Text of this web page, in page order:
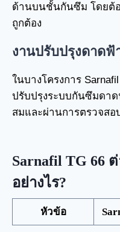
ด้านบนชั้นกันซึม โดยต้
ถูกต้อง
งานปรับปรุงดาดฟ้
ในบางโครงการ
ปรับปรุงระบบกันซึมดาด
สมและผ่านการตรวจส
Sarnafil TG 66
อย่างไร?
หัวข้อ